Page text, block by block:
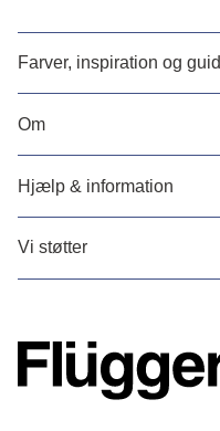
Farver, inspiration og
Om
Hjælp & information
Vi støtter